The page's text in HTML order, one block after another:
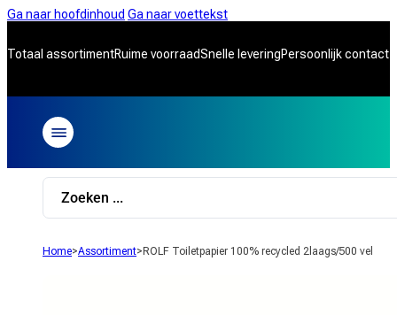
Ga naar hoofdinhoud Ga naar voettekst
Totaal assortimentRuime voorraadSnelle leveringPersoonlijk contact
Search
Home>Assortiment> ROLF Toiletpapier 100% recycled 2laags/500 vel